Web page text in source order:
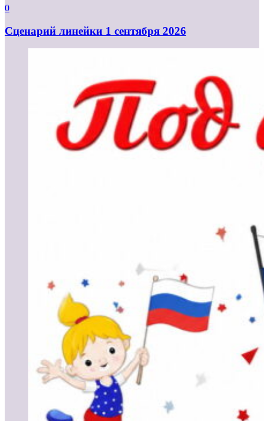
0
Cценарий линейки 1 сентября 2026